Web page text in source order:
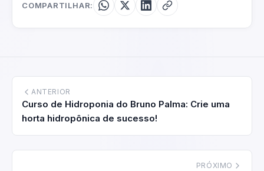
COMPARTILHAR:
ANTERIOR
Curso de Hidroponia do Bruno Palma: Crie uma
horta hidropônica de sucesso!
PRÓXIMO